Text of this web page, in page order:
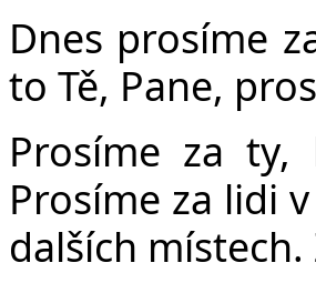
Dnes prosíme
to Tě, Pane,
Prosíme za
Prosíme za lidi
dalších místech.